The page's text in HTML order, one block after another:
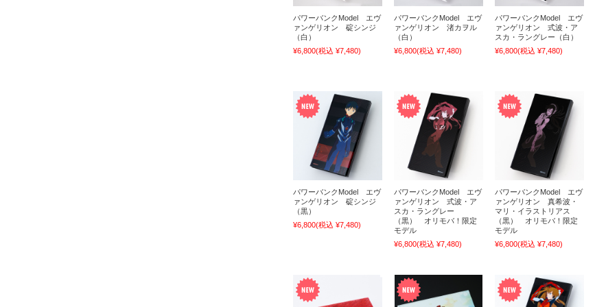
パワーバンクModel エヴ
ァンゲリオン 碇シンジ
（白）
¥6,800(税込 ¥7,480)
パワーバンクModel エヴ
ァンゲリオン 渚カヲル
（白）
¥6,800(税込 ¥7,480)
パワーバンクModel エヴ
ァンゲリオン 式波・ア
スカ・ラングレー（白）
¥6,800(税込 ¥7,480)
パワーバンクModel エヴ
ァンゲリオン 碇シンジ
（黒）
¥6,800(税込 ¥7,480)
パワーバンクModel エヴ
ァンゲリオン 式波・ア
スカ・ラングレー
（黒） オリモバ！限定
モデル
¥6,800(税込 ¥7,480)
パワーバンクModel エヴ
ァンゲリオン 真希波・
マリ・イラストリアス
（黒） オリモバ！限定
モデル
¥6,800(税込 ¥7,480)